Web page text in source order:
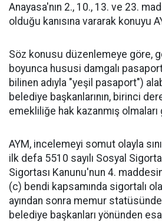
Anayasa'nın 2., 10., 13. ve 23.
olduğu kanısına vararak konuyu
Söz konusu düzenlemeye göre,
boyunca hususi damgalı
bilinen adıyla "yeşil pasaport")
belediye başkanlarının, birinci
emekliliğe hak kazanmış olmaları
AYM, incelemeyi somut olayla
ilk defa 5510 sayılı Sosyal
Sigortası Kanunu'nun 4.
(c) bendi kapsamında sigortalı
ayından sonra memur
belediye başkanları yönünden